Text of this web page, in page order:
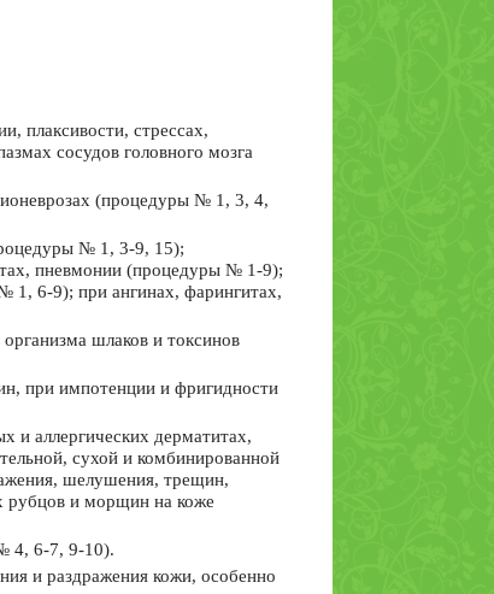
плаксивости, стрессах,
сосудов головного мозга
(процедуры № 1, 3, 4,
№ 1, 3-9, 15);
пневмонии (процедуры № 1-9);
1, 6-9); при ангинах, фарингитах,
шлаков и токсинов
при импотенции и фригидности
и аллергических дерматитах,
сухой и комбинированной
шелушения, трещин,
рубцов и морщин на коже
4, 6-7, 9-10).
и раздражения кожи, особенно